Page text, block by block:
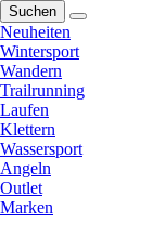
Suchen
Neuheiten
Wintersport
Wandern
Trailrunning
Laufen
Klettern
Wassersport
Angeln
Outlet
Marken